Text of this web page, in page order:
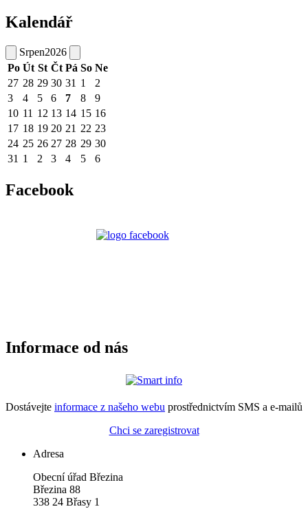
Kalendář
Srpen2026
Po Út St Čt Pá So Ne
27 28 29 30 31 1
2
3
4 5 6 7 8
9
10 11 12 13 14 15 16
17 18 19 20 21 22 23
24 25 26 27 28 29 30
31 1 2 3 4 5 6
Facebook
Informace od nás
Dostávejte informace z našeho webu prostřednictvím SMS a e-mailů
Chci se zaregistrovat
Adresa
Obecní úřad Březina
Březina 88
338 24 Břasy 1